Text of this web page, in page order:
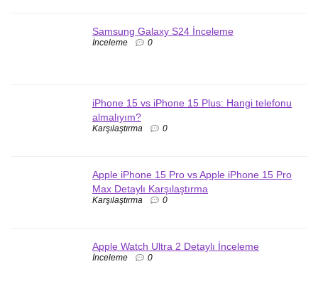
Samsung Galaxy S24 İnceleme
İnceleme 0
iPhone 15 vs iPhone 15 Plus: Hangi telefonu
almalıyım?
Karşılaştırma 0
Apple iPhone 15 Pro vs Apple iPhone 15 Pro
Max Detaylı Karşılaştırma
Karşılaştırma 0
Apple Watch Ultra 2 Detaylı İnceleme
İnceleme 0